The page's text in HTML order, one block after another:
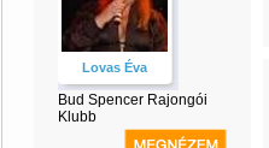
Lovas Éva
Bud Spencer Rajongói
Klubb